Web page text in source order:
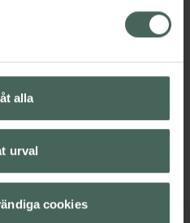
alla
urval
cookies